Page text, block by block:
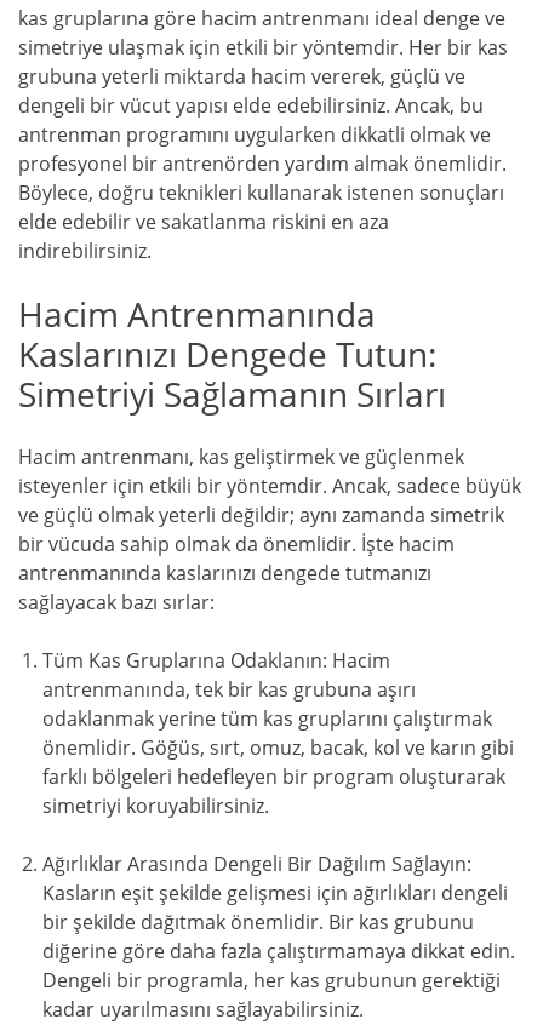
kas gruplarına göre hacim antrenmanı ideal denge ve
simetriye ulaşmak için etkili bir yöntemdir. Her bir kas
grubuna yeterli miktarda hacim vererek, güçlü ve
dengeli bir vücut yapısı elde edebilirsiniz. Ancak, bu
antrenman programını uygularken dikkatli olmak ve
profesyonel bir antrenörden yardım almak önemlidir.
Böylece, doğru teknikleri kullanarak istenen sonuçları
elde edebilir ve sakatlanma riskini en aza
indirebilirsiniz.
Hacim Antrenmanında
Kaslarınızı Dengede Tutun:
Simetriyi Sağlamanın Sırları
Hacim antrenmanı, kas geliştirmek ve güçlenmek
isteyenler için etkili bir yöntemdir. Ancak, sadece büyük
ve güçlü olmak yeterli değildir; aynı zamanda simetrik
bir vücuda sahip olmak da önemlidir. İşte hacim
antrenmanında kaslarınızı dengede tutmanızı
sağlayacak bazı sırlar:
Tüm Kas Gruplarına Odaklanın: Hacim
antrenmanında, tek bir kas grubuna aşırı
odaklanmak yerine tüm kas gruplarını çalıştırmak
önemlidir. Göğüs, sırt, omuz, bacak, kol ve karın gibi
farklı bölgeleri hedefleyen bir program oluşturarak
simetriyi koruyabilirsiniz.
Ağırlıklar Arasında Dengeli Bir Dağılım Sağlayın:
Kasların eşit şekilde gelişmesi için ağırlıkları dengeli
bir şekilde dağıtmak önemlidir. Bir kas grubunu
diğerine göre daha fazla çalıştırmamaya dikkat edin.
Dengeli bir programla, her kas grubunun gerektiği
kadar uyarılmasını sağlayabilirsiniz.